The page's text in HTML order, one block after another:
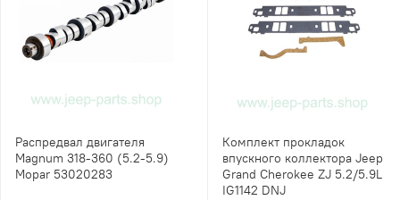
Распредвал двигателя
Magnum 318-360 (5.2-5.9)
Mopar 53020283
Комплект прокладок
впускного коллектора Jeep
Grand Cherokee ZJ 5.2/5.9L
IG1142 DNJ